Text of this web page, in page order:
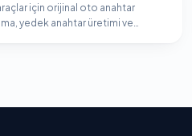
için orijinal oto anahtar
yedek anahtar üretimi ve